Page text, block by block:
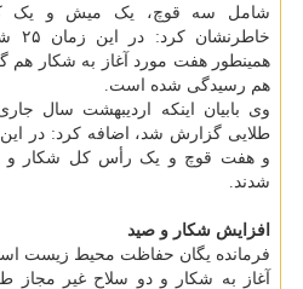
شامل سه قوچ، یک میش و یک
همینطور هفت مورد آغاز به شکار هم
هم رسیدگی شده است.
وی بابیان اینکه اردیبهشت سال
طلایی گزارش شد، اضافه کرد: در این
شدند.
افزایش شکار و صید
آغاز به شکار و دو سلاح غیر